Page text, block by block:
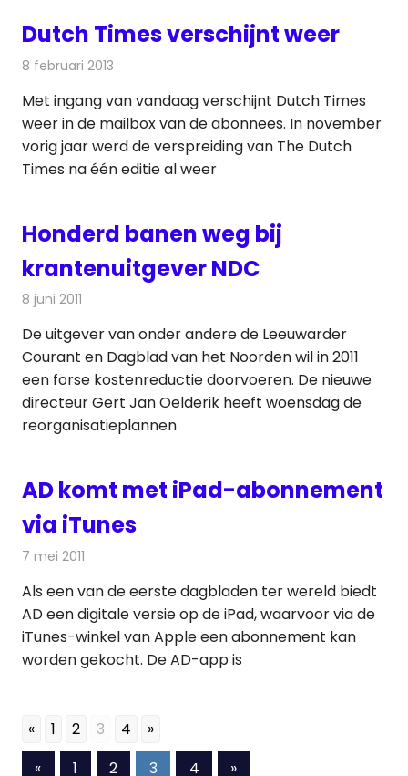
Dutch Times verschijnt weer
8 februari 2013
Met ingang van vandaag verschijnt Dutch Times
weer in de mailbox van de abonnees. In november
vorig jaar werd de verspreiding van The Dutch
Times na één editie al weer
Honderd banen weg bij
krantenuitgever NDC
8 juni 2011
De uitgever van onder andere de Leeuwarder
Courant en Dagblad van het Noorden wil in 2011
een forse kostenreductie doorvoeren. De nieuwe
directeur Gert Jan Oelderik heeft woensdag de
reorganisatieplannen
AD komt met iPad-abonnement
via iTunes
7 mei 2011
Als een van de eerste dagbladen ter wereld biedt
AD een digitale versie op de iPad, waarvoor via de
iTunes-winkel van Apple een abonnement kan
worden gekocht. De AD-app is
« 1 2 3 4 »
Berichten
«Vorige1 2 3 4 Volgende
»